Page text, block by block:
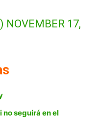
NOVEMBER 17,
no seguirá en el